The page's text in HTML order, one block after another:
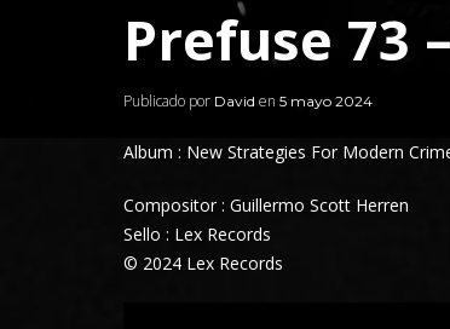
Prefuse 73
Publicado por David en 5 mayo 2024
Album : New Strategies For Modern
Compositor : Guillermo Scott Herren
Sello : Lex Records
© 2024 Lex Records